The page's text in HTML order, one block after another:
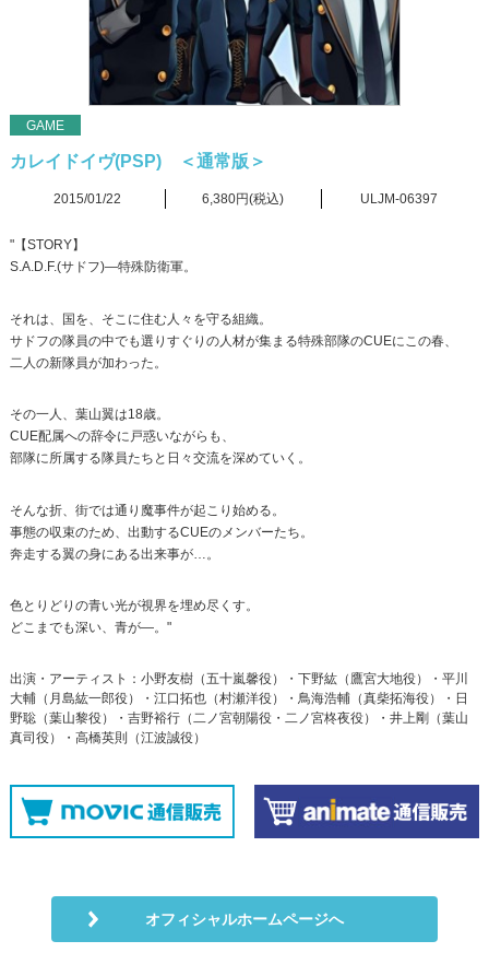
GAME
カレイドイヴ(PSP) ＜通常版＞
2015/01/22 6,380円(税込) ULJM-06397
"【STORY】
S.A.D.F.(サドフ)―特殊防衛軍。
それは、国を、そこに住む人々を守る組織。
サドフの隊員の中でも選りすぐりの人材が集まる特殊部隊のCUEにこの春、
二人の新隊員が加わった。
その一人、葉山翼は18歳。
CUE配属への辞令に戸惑いながらも、
部隊に所属する隊員たちと日々交流を深めていく。
そんな折、街では通り魔事件が起こり始める。
事態の収束のため、出動するCUEのメンバーたち。
奔走する翼の身にある出来事が…。
色とりどりの青い光が視界を埋め尽くす。
どこまでも深い、青が―。"
出演・アーティスト：小野友樹（五十嵐馨役）・下野紘（鷹宮大地役）・平川
大輔（月島紘一郎役）・江口拓也（村瀬洋役）・鳥海浩輔（真柴拓海役）・日
野聡（葉山黎役）・吉野裕行（二ノ宮朝陽役・二ノ宮柊夜役）・井上剛（葉山
真司役）・高橋英則（江波誠役）
オフィシャルホームページへ